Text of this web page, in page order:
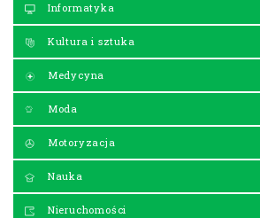
Informatyka
Kultura i sztuka
Medycyna
Moda
Motoryzacja
Nauka
Nieruchomości